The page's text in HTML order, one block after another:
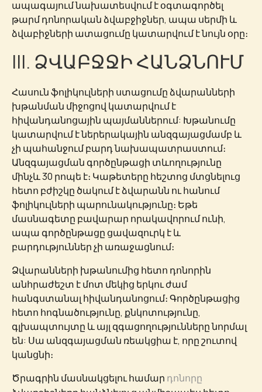
ապագայում նախատեսվում է օգտագործել
թարմ դոնորական ձվաբջիջներ, ապա սերմի և
ձվաբիջների ատացումը կատարվում է նույն օրը։
III. ՁՎԱԲՋՋԻ ՀԱՆՁՆՈՒՄ
Հասուն ֆոլիկուլների ստացումը ձվարանների
խթանման միջոցով կատարվում է
հիվանդանոցային պայմաններում: Խթանումը
կատարվում է ներերակային անզգայացմամբ և
չի պահանջում բարդ նախապատրաստում։
Անզգայացման գործընթացի տևողությունը
մինչև 30 րոպե է։ Կաթետերը հեշտոց մտցնելուց
հետո բժիշկը ծակում է ձվարանն ու հանում
ֆոլիկուլների պարունակությունը։ Եթե
մասնագետը բավարար որակավորում ունի,
ապա գործընթացը ցավազուրկ է և
բարդություններ չի առաջացնում։
Ձվարանների խթանումից հետո դոնորին
անհրաժեշտ է մոտ մեկից երկու ժամ
հանգստանալ հիվանդանոցում։ Գործընթացից
հետո հոգնածությունը, քնկոտությունը,
գլխապտույտը և այլ զգացողությունները նորմալ
են: Սա անզգայացման ռեակցիա է, որը շուտով
կանցնի։
Ծրագրին մասնակցելու համար դոնորը